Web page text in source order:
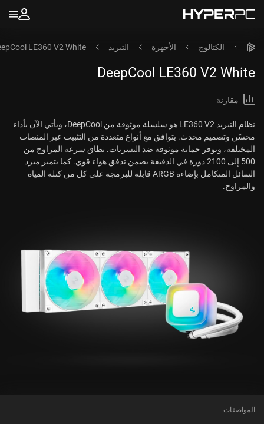
الكتالوج الأجهزة التبريد LE360 V2 White
DeepCool LE360 V2 White
مقارنة
نظام التبريد LE360 V2 هو سلسلة موثوقة من DeepCool، ويأتي الآن بأداء
محسّن وتصميم محدث. يتوافق مع أنواع متعددة من التثبيت عبر المنصات
المختلفة، ويوفر حماية موثوقة ضد التسربات. نطاق سرعة المراوح من
500 إلى 2100 دورة في الدقيقة يضمن تدفق هواء قوي. كما يتميز مبرد
السائل المتكامل بإضاءة ARGB قابلة للبرمجة على كل من كتلة المياه
والمراوح.
المواصفات